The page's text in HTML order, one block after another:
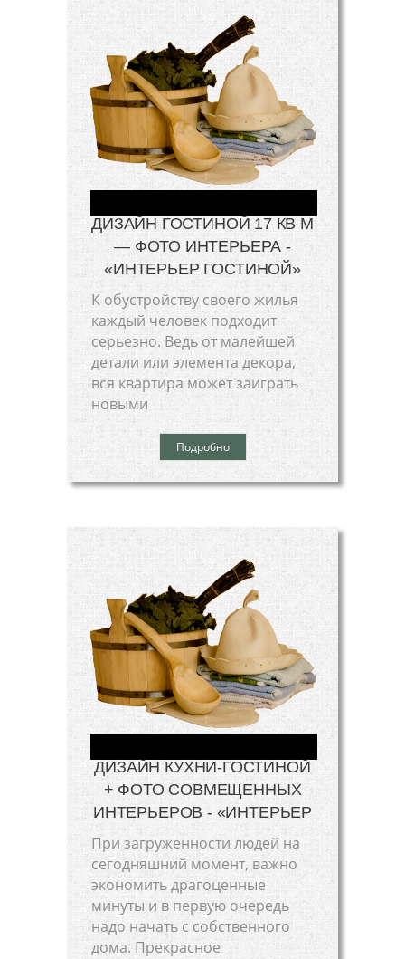
ДИЗАЙН ГОСТИНОЙ 17 КВ М
— ФОТО ИНТЕРЬЕРА -
«ИНТЕРЬЕР ГОСТИНОЙ»
К обустройству своего жилья
каждый человек подходит
серьезно. Ведь от малейшей
детали или элемента декора,
вся квартира может заиграть
новыми
Подробно
ДИЗАЙН КУХНИ-ГОСТИНОЙ
+ ФОТО СОВМЕЩЕННЫХ
ИНТЕРЬЕРОВ - «ИНТЕРЬЕР
При загруженности людей на
сегодняшний момент, важно
экономить драгоценные
минуты и в первую очередь
надо начать с собственного
дома. Прекрасное